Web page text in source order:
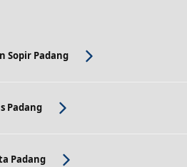
Sopir Padang
Padang
Padang